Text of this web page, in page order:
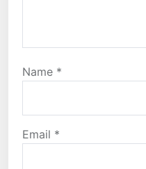
Name *
Email *